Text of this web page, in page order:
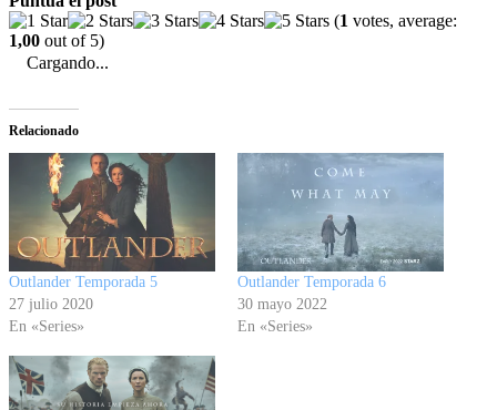
(1 votes, average:
1,00 out of 5)
Cargando...
Relacionado
Outlander Temporada 5
27 julio 2020
En «Series»
Outlander Temporada 6
30 mayo 2022
En «Series»